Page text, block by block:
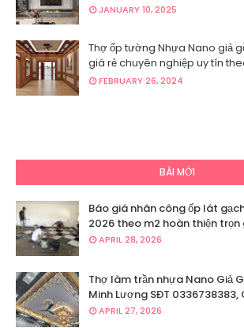
JANUARY 10, 2025
Thợ ốp tường Nhựa Nano giả
giá rẻ chuyên nghiệp uy tín
FEBRUARY 26, 2024
BÀI MỚI
Báo giá nhân công ốp lát
2026 theo m2 hoàn thiện trọn
APRIL 28, 2026
Thợ làm trần nhựa Nano Giả
Minh Lượng SĐT 0336738383,
APRIL 27, 2026